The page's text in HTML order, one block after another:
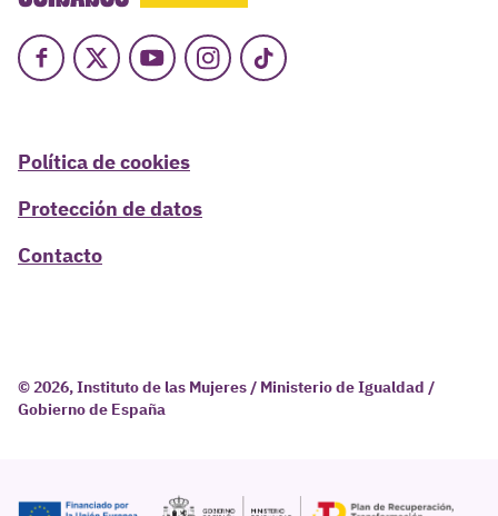
Facebook
X YoutubeInstagram
TikTok
Política de cookies
Protección de datos
Contacto
© 2026, Instituto de las Mujeres / Ministerio de Igualdad /
Gobierno de España